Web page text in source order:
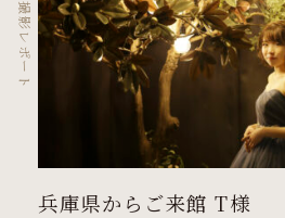
兵庫県からご来館 T様
撮影レポート